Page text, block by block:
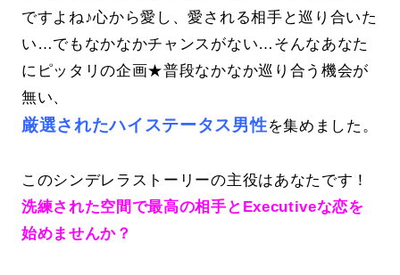
ですよね♪心から愛し、愛される相手と巡り合いた
い…でもなかなかチャンスがない…そんなあなた
にピッタリの企画★普段なかなか巡り合う機会が
無い、
厳選されたハイステータス男性を集めました。
このシンデレラストーリーの主役はあなたです！
洗練された空間で最高の相手とExecutiveな恋を
始めませんか？